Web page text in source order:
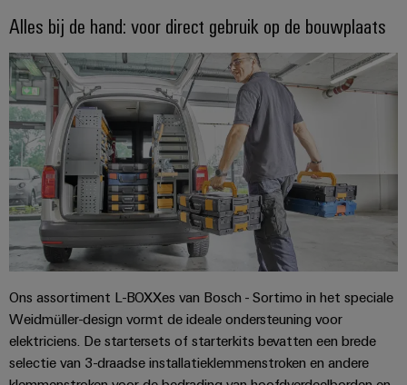
apparaten
Innovatieve
connectiviteitsoplossingen
voor
apparaten
Gebouwinfrastructuur
Oplossingen
voor
de
specifieke
van
de
van
infrastructuur
Schakelkastbouw
Slimme
meting
Smart
Cabinet
Building
Weidmüller
Configurator
Werkplekoplossingen
Systemen
van
systemen
Service-
interfaces
Verdeeldozen
Relaismodules
en
solid-
state-
relais
Weidmüller
Configurator
PCB-
connectorservices
Laboratoriumdiensten
Ondersteuning
Technische
Milieuproduct-
en/of
conformiteitsverklaringen
Distributie
ATEX
Assembly
Weidmüller
Academie
Compliance
Ons
management
Pers
Bedrijfsnieuws
Nieuws
van
de
vakpers
Alles bij de hand: voor direct gebruik op de bouwplaats
Ons assortiment L-BOXXes van Bosch - Sortimo in het speciale
Weidmüller-design vormt de ideale ondersteuning voor
elektriciens. De startersets of starterkits bevatten een brede
selectie van 3-draadse installatieklemmenstroken en andere